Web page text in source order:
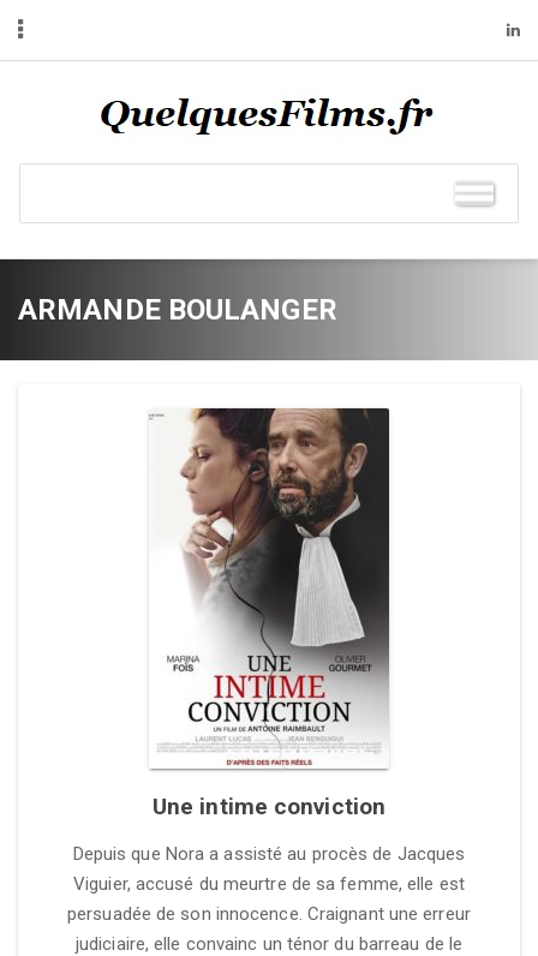
ARMANDE BOULANGER
Une intime conviction
Depuis que Nora a assisté au procès de Jacques
Viguier, accusé du meurtre de sa femme, elle est
persuadée de son innocence. Craignant une erreur
judiciaire, elle convainc un ténor du barreau de le